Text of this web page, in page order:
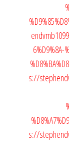
6%D9%8A-
s://
s://